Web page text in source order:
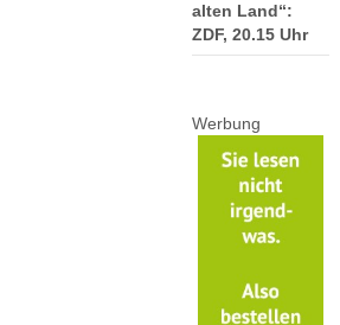
alten Land“:
ZDF, 20.15 Uhr
Werbung